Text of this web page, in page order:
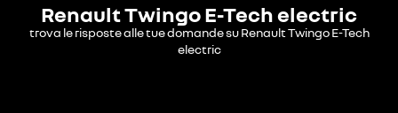
Renault Twingo E-Tech electric
trova le risposte alle tue domande su Renault Twingo E-Tech
electric